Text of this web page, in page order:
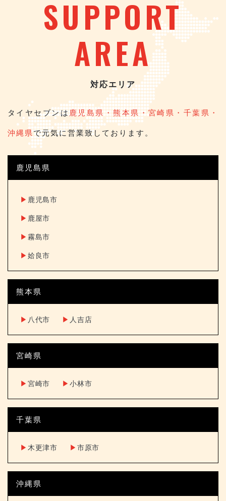
SUPPORT
AREA
対応エリア
タイヤセブンは鹿児島県・熊本県・宮崎県・千葉県・
沖縄県で元気に営業致しております。
鹿児島県
▶︎ 鹿児島市
▶︎ 鹿屋市
▶︎ 霧島市
▶︎ 姶良市
熊本県
▶︎ 八代市 ▶︎ 人吉店
宮崎県
▶︎ 宮崎市 ▶︎小林市
千葉県
▶︎ 木更津市 ▶︎ 市原市
沖縄県